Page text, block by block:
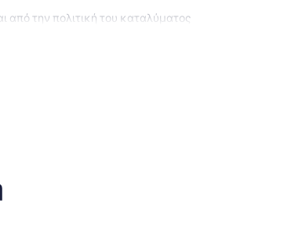
Τα γραφικά παραθαλάσσια παράθυρα με
από την πολιτική του καταλύματος